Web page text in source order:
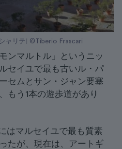
ャリテ| ©Tiberio Frascari
ンマルトル」というニッ
セイユで最も古いル・パ
セムとサン・ジャン要塞
もう1本の遊歩道があり
はマルセイユで最も質素
たが、現在は、アートギ